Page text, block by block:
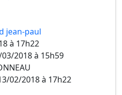
jean-paul
à 17h22
2018 à 15h59
02/2018 à 17h22